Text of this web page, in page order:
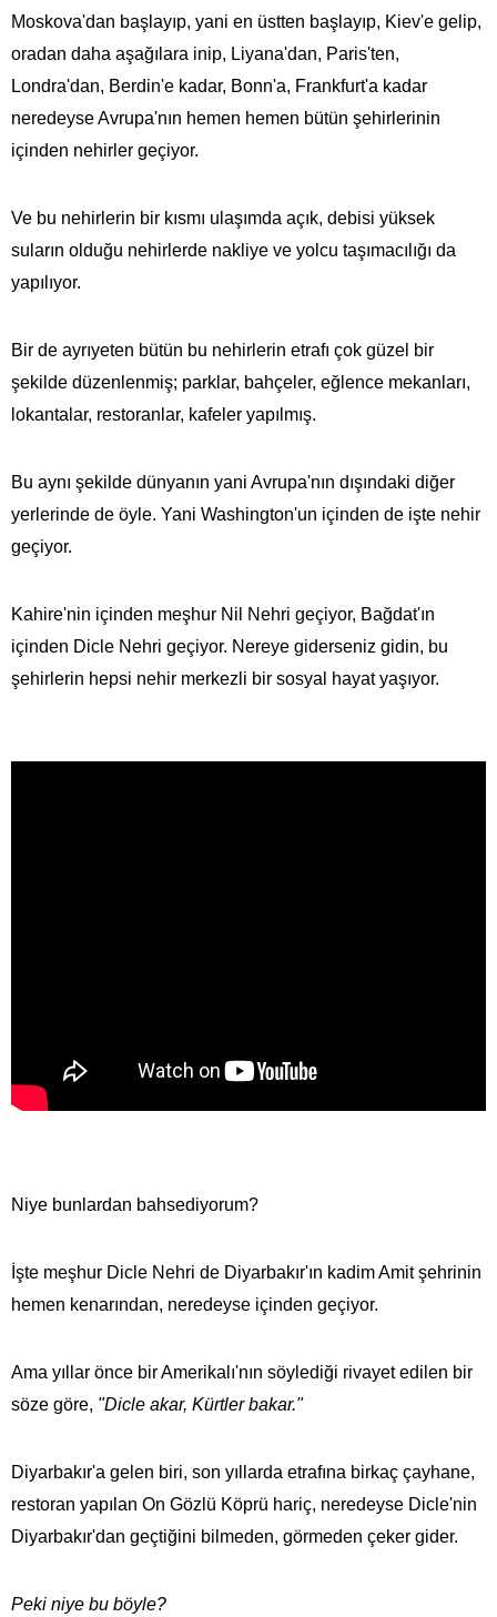
Moskova'dan başlayıp, yani en üstten başlayıp, Kiev'e gelip,
oradan daha aşağılara inip, Liyana'dan, Paris'ten,
Londra'dan, Berdin'e kadar, Bonn'a, Frankfurt'a kadar
neredeyse Avrupa'nın hemen hemen bütün şehirlerinin
içinden nehirler geçiyor.
Ve bu nehirlerin bir kısmı ulaşımda açık, debisi yüksek
suların olduğu nehirlerde nakliye ve yolcu taşımacılığı da
yapılıyor.
Bir de ayrıyeten bütün bu nehirlerin etrafı çok güzel bir
şekilde düzenlenmiş; parklar, bahçeler, eğlence mekanları,
lokantalar, restoranlar, kafeler yapılmış.
Bu aynı şekilde dünyanın yani Avrupa'nın dışındaki diğer
yerlerinde de öyle. Yani Washington'un içinden de işte nehir
geçiyor.
Kahire'nin içinden meşhur Nil Nehri geçiyor, Bağdat'ın
içinden Dicle Nehri geçiyor. Nereye giderseniz gidin, bu
şehirlerin hepsi nehir merkezli bir sosyal hayat yaşıyor.
Niye bunlardan bahsediyorum?
İşte meşhur Dicle Nehri de Diyarbakır'ın kadim Amit şehrinin
hemen kenarından, neredeyse içinden geçiyor.
Ama yıllar önce bir Amerikalı'nın söylediği rivayet edilen bir
söze göre, "Dicle akar, Kürtler bakar."
Diyarbakır'a gelen biri, son yıllarda etrafına birkaç çayhane,
restoran yapılan On Gözlü Köprü hariç, neredeyse Dicle'nin
Diyarbakır'dan geçtiğini bilmeden, görmeden çeker gider.
Peki niye bu böyle?